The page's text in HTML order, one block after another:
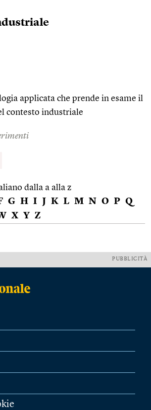
applicata che prende in esame il
contesto industriale
dalla a alla z
G H I J K L M N O P Q
X Y Z
PUBBLICITÀ